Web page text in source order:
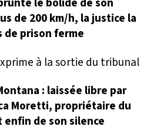
de 200 km/h, la justice la
de prison ferme
: laissée libre par
Moretti, propriétaire du
de son silence